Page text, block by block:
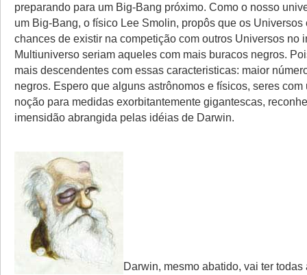
preparando para um Big-Bang próximo. Como o nosso
um Big-Bang, o físico Lee Smolin, propôs que os Universos
chances de existir na competição com outros Universos no
Multiuniverso seriam aqueles com mais buracos negros.
mais descendentes com essas caracteristicas: maior
negros. Espero que alguns astrônomos e físicos, seres com
noção para medidas exorbitantemente gigantescas,
imensidão abrangida pelas idéias de Darwin.
Darwin, mesmo abatido, vai ter todas